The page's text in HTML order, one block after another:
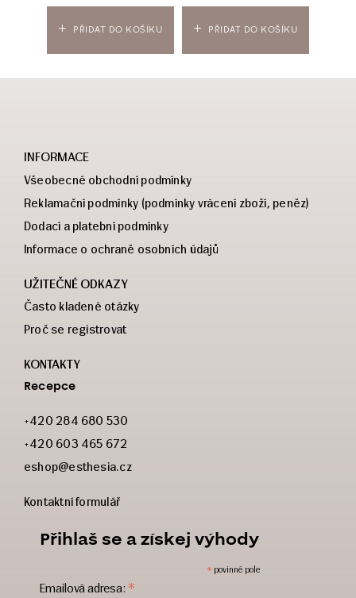
PŘIDAT DO KOŠÍKU PŘIDAT DO KOŠÍKU
INFORMACE
Všeobecné obchodní podmínky
Reklamační podmínky (podmínky vrácení zboží, peněz)
Dodací a platební podmínky
Informace o ochraně osobních údajů
UŽITEČNÉ ODKAZY
Často kladené otázky
Proč se registrovat
KONTAKTY
Recepce
+420 284 680 530
+420 603 465 672
eshop@esthesia.cz
Kontaktní formulář
Přihlaš se a získej výhody
* povinné pole
Emailová adresa: *